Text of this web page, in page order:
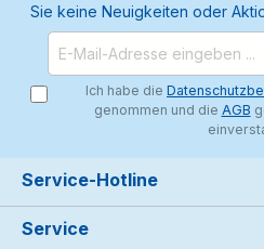
Sie keine Neuigkeiten oder
Ich habe die
genommen und die AGB
Service-Hotline
Service